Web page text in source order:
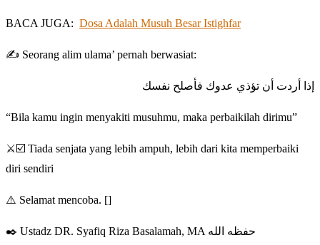
BACA JUGA: Dosa Adalah Musuh Besar Istighfar
✍️ Seorang alim ulama’ pernah berwasiat:
إذا أردت أن تؤذي عدوك فأصلح نفسك
“Bila kamu ingin menyakiti musuhmu, maka perbaikilah dirimu”
⚔️☑️ Tiada senjata yang lebih ampuh, lebih dari kita memperbaiki
diri sendiri
⚠️ Selamat mencoba. []
✒️ Ustadz DR. Syafiq Riza Basalamah, MA حفظه الله